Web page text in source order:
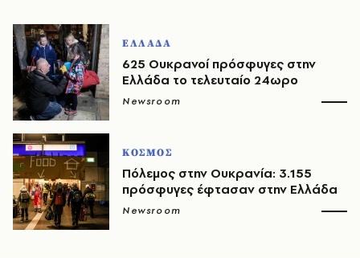
ΕΛΛΑΔΑ
625 Ουκρανοί πρόσφυγες στην
Ελλάδα το τελευταίο 24ωρο
Newsroom
ΚΟΣΜΟΣ
Πόλεμος στην Ουκρανία: 3.155
πρόσφυγες έφτασαν στην Ελλάδα
Newsroom